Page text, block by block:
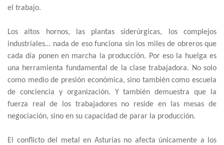
el trabajo.
Los altos hornos, las plantas siderúrgicas, los complejos
industriales… nada de eso funciona sin los miles de obreros que
cada día ponen en marcha la producción. Por eso la huelga es
una herramienta fundamental de la clase trabajadora. No solo
como medio de presión económica, sino también como escuela
de conciencia y organización. Y también demuestra que la
fuerza real de los trabajadores no reside en las mesas de
negociación, sino en su capacidad de parar la producción.
El conflicto del metal en Asturias no afecta únicamente a los